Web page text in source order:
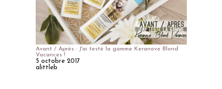
Avant / Après : J'ai testé la gamme Keranove Blond
Vacances !
5 octobre 2017
alittleb